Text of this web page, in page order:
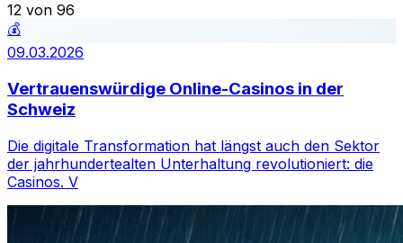
12 von 96
💰
09.03.2026
Vertrauenswürdige Online-Casinos in der
Schweiz
Die digitale Transformation hat längst auch den Sektor
der jahrhundertealten Unterhaltung revolutioniert: die
Casinos. V